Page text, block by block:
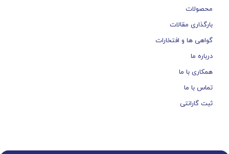
محصولات
بارگذاری مقالات
گواهی ها و افتخارات
درباره ما
همکاری با ما
تماس با ما
ثبت گارانتی